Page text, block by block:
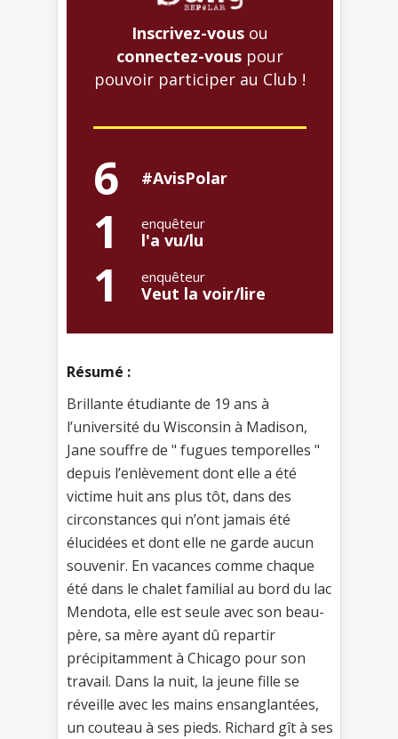
Inscrivez-vous ou
connectez-vous pour
pouvoir participer au Club !
6 #AvisPolar
1 enquêteur
l'a vu/lu
1 enquêteur
Veut la voir/lire
Résumé :
Brillante étudiante de 19 ans à
l’université du Wisconsin à Madison,
Jane souffre de " fugues temporelles "
depuis l’enlèvement dont elle a été
victime huit ans plus tôt, dans des
circonstances qui n’ont jamais été
élucidées et dont elle ne garde aucun
souvenir. En vacances comme chaque
été dans le chalet familial au bord du lac
Mendota, elle est seule avec son beau-
père, sa mère ayant dû repartir
précipitamment à Chicago pour son
travail. Dans la nuit, la jeune fille se
réveille avec les mains ensanglantées,
un couteau à ses pieds. Richard gît à ses